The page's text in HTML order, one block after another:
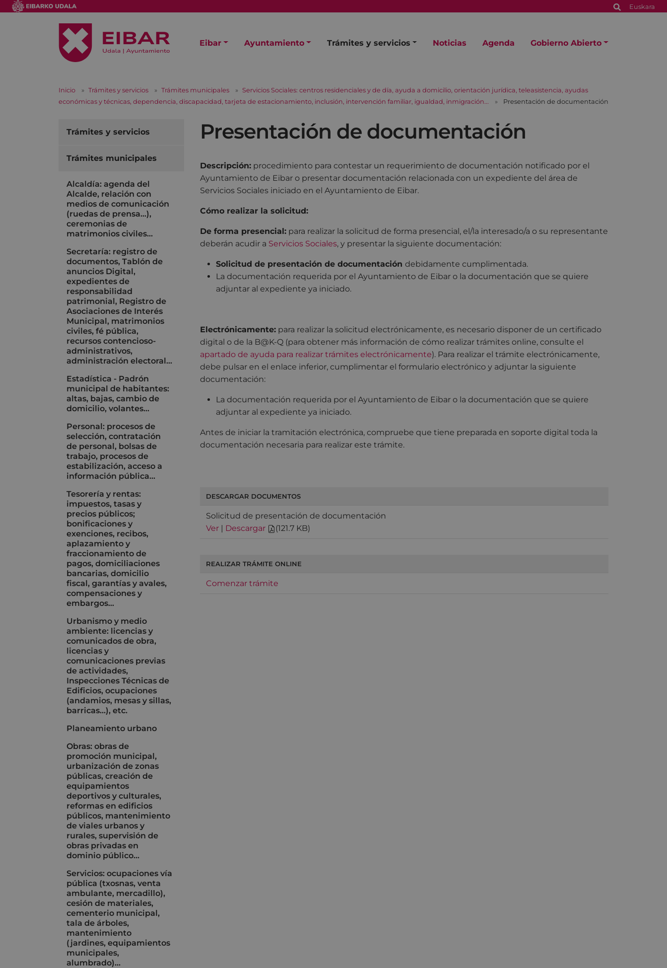
Euskara
Eibar Ayuntamiento Trámites y servicios Noticias Agenda Gobierno Abierto
Inicio Trámites y servicios Trámites municipales
Servicios Sociales: centros residenciales y de día, ayuda a domicilio, orientación jurídica, teleasistencia, ayudas
económicas y técnicas, dependencia, discapacidad, tarjeta de estacionamiento, inclusión, intervención familiar, igualdad, inmigración...
Presentación de documentación
Presentación de documentación
Descripción: procedimiento para contestar un requerimiento de documentación notificado por el
Ayuntamiento de Eibar o presentar documentación relacionada con un expediente del área de
Servicios Sociales iniciado en el Ayuntamiento de Eibar.
Cómo realizar la solicitud:
De forma presencial: para realizar la solicitud de forma presencial, el/la interesado/a o su representante
deberán acudir a Servicios Sociales, y presentar la siguiente documentación:
Solicitud de presentación de documentación debidamente cumplimentada.
La documentación requerida por el Ayuntamiento de Eibar o la documentación que se quiere
adjuntar al expediente ya iniciado.
Electrónicamente: para realizar la solicitud electrónicamente, es necesario disponer de un certificado
digital o de la B@K-Q (para obtener más información de cómo realizar trámites online, consulte el
apartado de ayuda para realizar trámites electrónicamente). Para realizar el trámite electrónicamente,
debe pulsar en el enlace inferior, cumplimentar el formulario electrónico y adjuntar la siguiente
documentación:
La documentación requerida por el Ayuntamiento de Eibar o la documentación que se quiere
adjuntar al expediente ya iniciado.
Antes de iniciar la tramitación electrónica, compruebe que tiene preparada en soporte digital toda la
documentación necesaria para realizar este trámite.
DESCARGAR DOCUMENTOS
Solicitud de presentación de documentación
Ver | Descargar (121.7 KB)
REALIZAR TRÁMITE ONLINE
Comenzar trámite
Trámites y servicios
Trámites municipales
Alcaldía: agenda del
Alcalde, relación con
medios de comunicación
(ruedas de prensa…),
ceremonias de
matrimonios civiles…
Secretaría: registro de
documentos, Tablón de
anuncios Digital,
expedientes de
responsabilidad
patrimonial, Registro de
Asociaciones de Interés
Municipal, matrimonios
civiles, fé pública,
recursos contencioso-
administrativos,
administración electoral…
Estadística - Padrón
municipal de habitantes:
altas, bajas, cambio de
domicilio, volantes...
Personal: procesos de
selección, contratación
de personal, bolsas de
trabajo, procesos de
estabilización, acceso a
información pública…
Tesorería y rentas:
impuestos, tasas y
precios públicos;
bonificaciones y
exenciones, recibos,
aplazamiento y
fraccionamiento de
pagos, domiciliaciones
bancarias, domicilio
fiscal, garantías y avales,
compensaciones y
embargos…
Urbanismo y medio
ambiente: licencias y
comunicados de obra,
licencias y
comunicaciones previas
de actividades,
Inspecciones Técnicas de
Edificios, ocupaciones
(andamios, mesas y sillas,
barricas...), etc.
Planeamiento urbano
Obras: obras de
promoción municipal,
urbanización de zonas
públicas, creación de
equipamientos
deportivos y culturales,
reformas en edificios
públicos, mantenimiento
de viales urbanos y
rurales, supervisión de
obras privadas en
dominio público...
Servicios: ocupaciones vía
pública (txosnas, venta
ambulante, mercadillo),
cesión de materiales,
cementerio municipal,
tala de árboles,
mantenimiento
(jardines, equipamientos
municipales,
alumbrado)...